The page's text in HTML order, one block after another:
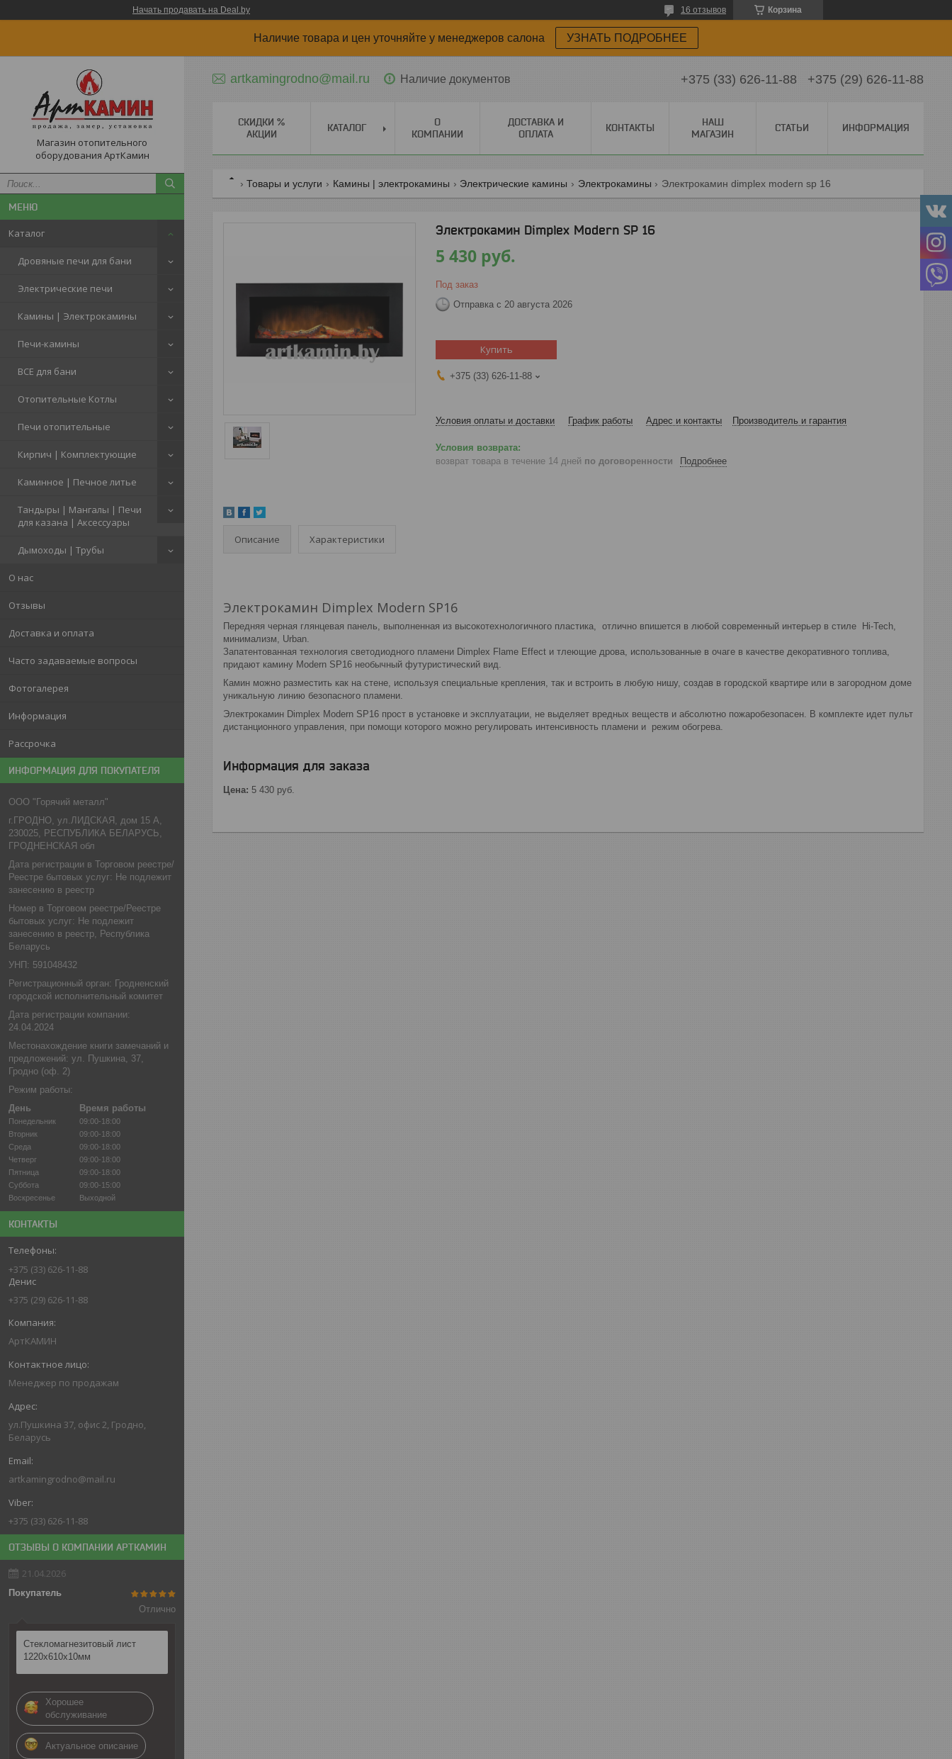
Начать продавать на Deal.by Корзина
16 отзывов
Наличие товара и цен уточняйте у менеджеров салона УЗНАТЬ ПОДРОБНЕЕ
Магазин отопительного
оборудования АртКамин
Каталог
Дровяные печи для бани
Электрические печи
Камины | Электрокамины
Печи-камины
ВСЕ для бани
Отопительные Котлы
Печи отопительные
Кирпич | Комплектующие
Каминное | Печное литье
Тандыры | Мангалы | Печи
для казана | Аксессуары
Дымоходы | Трубы
О нас
Отзывы
Доставка и оплата
Часто задаваемые вопросы
Фотогалерея
Информация
Рассрочка
ИНФОРМАЦИЯ ДЛЯ ПОКУПАТЕЛЯ
ООО "Горячий металл"
г.ГРОДНО, ул.ЛИДСКАЯ, дом 15 А,
230025, РЕСПУБЛИКА БЕЛАРУСЬ,
ГРОДНЕНСКАЯ обл
Дата регистрации в Торговом реестре/
Реестре бытовых услуг: Не подлежит
занесению в реестр
Номер в Торговом реестре/Реестре
бытовых услуг: Не подлежит
занесению в реестр, Республика
Беларусь
УНП: 591048432
Регистрационный орган: Гродненский
городской исполнительный комитет
Дата регистрации компании:
24.04.2024
Местонахождение книги замечаний и
предложений: ул. Пушкина, 37,
Гродно (оф. 2)
Режим работы:
День
Время работы
Понедельник
09:00-18:00
Вторник
09:00-18:00
Среда
09:00-18:00
Четверг
09:00-18:00
Пятница
09:00-18:00
Суббота
09:00-15:00
Воскресенье
Выходной
КОНТАКТЫ
+375 (33) 626-11-88
Денис
+375 (29) 626-11-88
АртКАМИН
Менеджер по продажам
ул.Пушкина 37, офис 2, Гродно,
Беларусь
artkamingrodno@mail.ru
+375 (33) 626-11-88
ОТЗЫВЫ О КОМПАНИИ АРТКАМИН
21.04.2026
Покупатель
Отлично
Стекломагнезитовый лист
1220х610х10мм
Хорошее
обслуживание
Актуальное описание
artkamingrodno@mail.ru Наличие документов +375 (33) 626-11-88 +375 (29) 626-11-88
СКИДКИ %
АКЦИИ
КАТАЛОГ
О
КОМПАНИИ
ДОСТАВКА И
ОПЛАТА
КОНТАКТЫ
НАШ
МАГАЗИН
СТАТЬИ ИНФОРМАЦИЯ
Товары и услуги Камины | электрокамины Электрические камины Электрокамины Электрокамин dimplex modern sp 16
Электрокамин Dimplex Modern SP 16
5 430 руб.
Под заказ
Отправка с 20 августа 2026
Купить
+375 (33) 626-11-88
Условия оплаты и доставки График работы Адрес и контакты Производитель и гарантия
возврат товара в течение 14 дней по договоренности Подробнее
Описание Характеристики
Электрокамин Dimplex Modern SP16
Передняя черная глянцевая панель, выполненная из высокотехнологичного пластика, отлично впишется в любой современный интерьер в стиле Hi-Tech,
минимализм, Urban.
Запатентованная технология светодиодного пламени Dimplex Flame Effect и тлеющие дрова, использованные в очаге в качестве декоративного топлива,
придают камину Modern SP16 необычный футуристический вид.
Камин можно разместить как на стене, используя специальные крепления, так и встроить в любую нишу, создав в городской квартире или в загородном доме
уникальную линию безопасного пламени.
Электрокамин Dimplex Modern SP16 прост в установке и эксплуатации, не выделяет вредных веществ и абсолютно пожаробезопасен. В комплекте идет пульт
дистанционного управления, при помощи которого можно регулировать интенсивность пламени и режим обогрева.
Информация для заказа
Цена: 5 430 руб.